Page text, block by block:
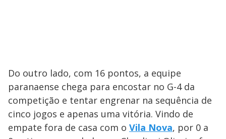
Do outro lado, com 16 pontos, a equipe
paranaense chega para encostar no G-4 da
competição e tentar engrenar na sequência de
cinco jogos e apenas uma vitória. Vindo de
empate fora de casa com o Vila Nova, por 0 a